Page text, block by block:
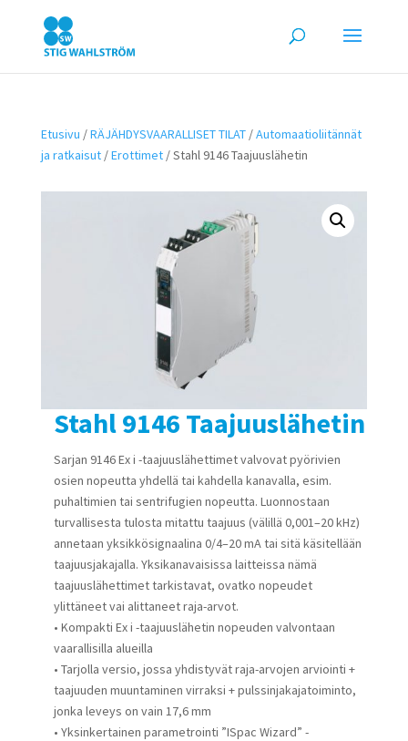
Etusivu /RÄJÄHDYSVAARALLISET TILAT/Automaatioliitännät
ja ratkaisut/Erottimet/ Stahl 9146 Taajuuslähetin
Stahl 9146 Taajuuslähetin
Sarjan 9146 Ex i -taajuuslähettimet valvovat pyörivien
osien nopeutta yhdellä tai kahdella kanavalla, esim.
puhaltimien tai sentrifugien nopeutta. Luonnostaan
turvallisesta tulosta mitattu taajuus (välillä 0,001–20 kHz)
annetaan yksikkösignaalina 0/4–20 mA tai sitä käsitellään
taajuusjakajalla. Yksikanavaisissa laitteissa nämä
taajuuslähettimet tarkistavat, ovatko nopeudet
ylittäneet vai alittaneet raja-arvot.
• Kompakti Ex i -taajuuslähetin nopeuden valvontaan
vaarallisilla alueilla
• Tarjolla versio, jossa yhdistyvät raja-arvojen arviointi +
taajuuden muuntaminen virraksi + pulssinjakajatoiminto,
jonka leveys on vain 17,6 mm
• Yksinkertainen parametrointi ”ISpac Wizard” -